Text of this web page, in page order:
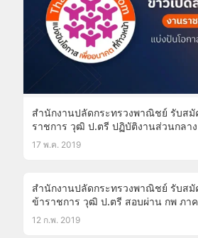
สำนักงานปลัดกระทรวงพาณิชย์ รับส
ราชการ วุฒิ ป.ตรี ปฏิบัติงานส่วนกลา
ออนไลน์27พ.ค.-4มิ.ย.62
17 พ.ค. 2019
สำนักงานปลัดกระทรวงพาณิชย์ รับสมั
ข้าราชการ วุฒิ ป.ตรี สอบผ่าน กพ ภา
ออนไลน์21ก.พ.-13มี.ค.62
12 ก.พ. 2019